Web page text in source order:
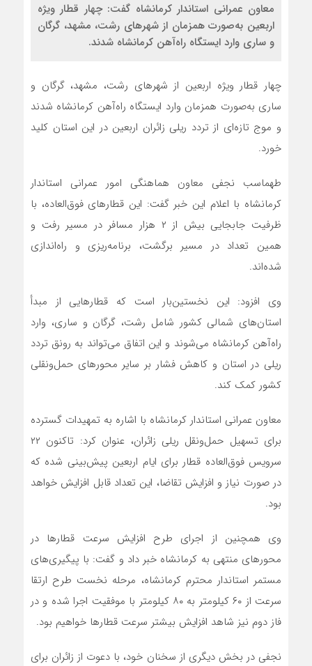
معاون عمرانی استاندار کرمانشاه گفت: چهار قطار ویژه
اربعین به‌صورت همزمان از شهرهای رشت، مشهد، گرگان
و ساری وارد ایستگاه راه‌آهن کرمانشاه شدند.
چهار قطار ویژه اربعین از شهرهای رشت، مشهد، گرگان و
ساری به‌صورت همزمان وارد ایستگاه راه‌آهن کرمانشاه شدند
و موج تازه‌ای از تردد ریلی زائران اربعین در این استان کلید
خورد.
طهماسب نجفی معاون هماهنگی امور عمرانی استاندار
کرمانشاه با اعلام این خبر گفت: این قطارهای فوق‌العاده، با
ظرفیت جابجایی بیش از ۲ هزار مسافر در مسیر رفت و
همین تعداد در مسیر برگشت، برنامه‌ریزی و راه‌اندازی
شده‌اند.
وی افزود: این نخستین‌بار است که قطارهایی از مبدأ
استان‌های شمالی کشور شامل رشت، گرگان و ساری، وارد
راه‌آهن کرمانشاه می‌شوند و این اتفاق می‌تواند به رونق تردد
ریلی در استان و کاهش فشار بر سایر محورهای حمل‌ونقلی
کشور کمک کند.
معاون عمرانی استاندار کرمانشاه با اشاره به تمهیدات گسترده
برای تسهیل حمل‌ونقل ریلی زائران، عنوان کرد: تاکنون ۲۲
سرویس فوق‌العاده قطار برای ایام اربعین پیش‌بینی شده که
در صورت نیاز و افزایش تقاضا، این تعداد قابل افزایش خواهد
بود.
وی همچنین از اجرای طرح افزایش سرعت قطارها در
محورهای منتهی به کرمانشاه خبر داد و گفت: با پیگیری‌های
مستمر استاندار محترم کرمانشاه، مرحله نخست طرح ارتقا
سرعت از ۶۰ کیلومتر به ۸۰ کیلومتر با موفقیت اجرا شده و در
فاز دوم نیز شاهد افزایش بیشتر سرعت قطارها خواهیم بود.
نجفی در بخش دیگری از سخنان خود، با دعوت از زائران برای